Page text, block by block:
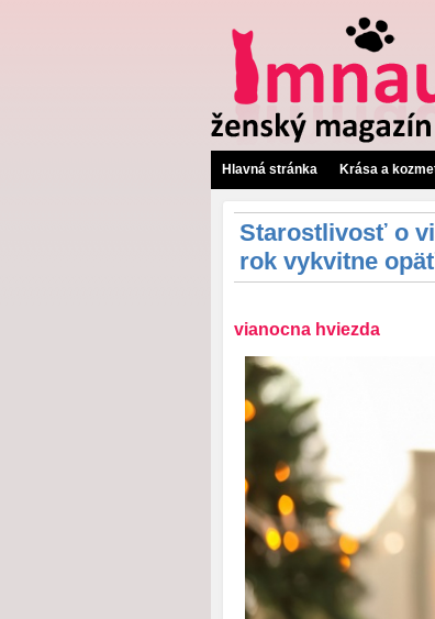
Hlavná stránka Krása a
Starostlivosť o
rok vykvitne
vianocna hviezda